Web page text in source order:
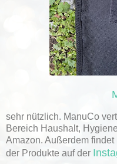
sehr nützlich. ManuCo
Bereich Haushalt,
Amazon. Außerdem
der Produkte auf der